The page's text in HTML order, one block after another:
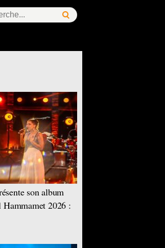
son album
Hammamet 2026 :